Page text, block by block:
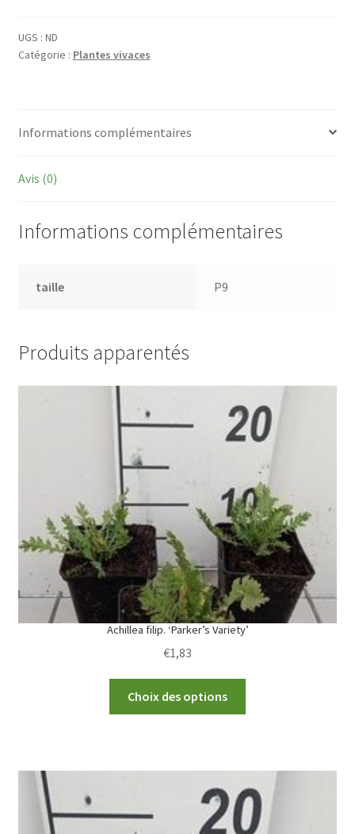
'Heavenly
Blue'
UGS : ND
Catégorie : Plantes vivaces
Informations complémentaires
Avis (0)
Informations complémentaires
taille P9
Produits apparentés
Achillea filip. ‘Parker’s Variety’
€1,83
Choix des options
The
options
may